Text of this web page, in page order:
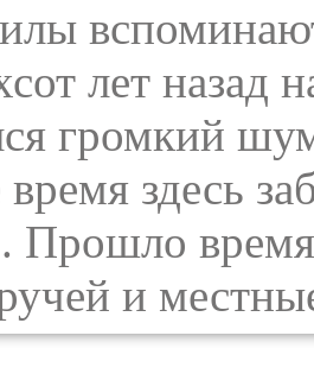
вспоминают
лет назад
громкий
время здесь
Прошло
и